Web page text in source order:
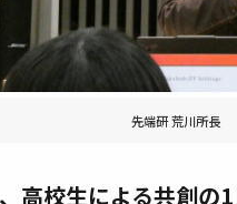
先端研 荒川所長
高校生による共創の